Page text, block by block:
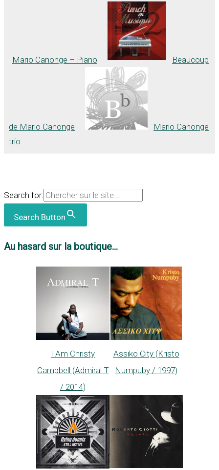
Mario Canonge – Piano Beaucoup
de Mario Canonge
Mario Canonge
trio
Search for:
Search Button
Au hasard sur la boutique...
I Am Christy
Campbell (Admiral T
/ 2014)
Assiko City (Kristo
Numpuby / 1997)